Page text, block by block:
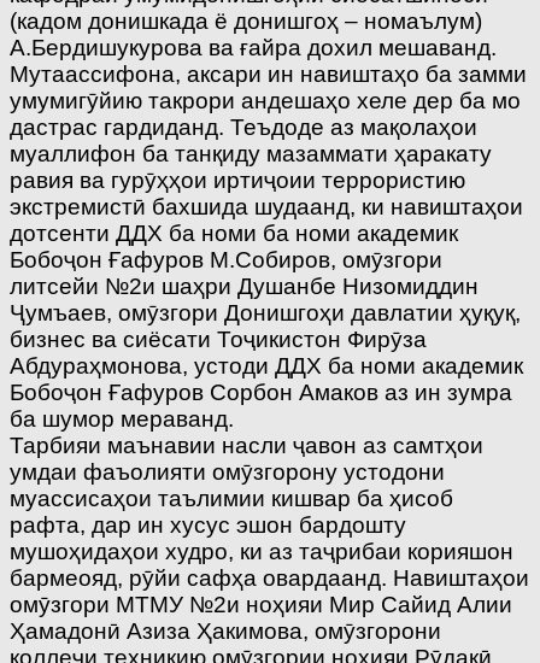
(кадом донишкада ё донишгоҳ – номаълум)
А.Бердишукурова ва ғайра дохил мешаванд.
Мутаассифона, аксари ин навиштаҳо ба замми
умумигӯйию такрори андешаҳо хеле дер ба мо
дастрас гардиданд. Теъдоде аз мақолаҳои
муаллифон ба танқиду мазаммати ҳаракату
равия ва гурӯҳҳои иртиҷоии террористию
экстремистӣ бахшида шудаанд, ки навиштаҳои
дотсенти ДДХ ба номи ба номи академик
Бобоҷон Ғафуров М.Собиров, омӯзгори
литсейи №2­и шаҳри Душанбе Низомиддин
Ҷумъаев, омӯзгори Донишгоҳи давлатии ҳуқуқ,
бизнес ва сиёсати Тоҷикистон Фирӯза
Абдураҳмонова, устоди ДДХ ба номи академик
Бобоҷон Ғафуров Сорбон Амаков аз ин зумра
ба шумор мераванд.
Тарбияи маънавии насли ҷавон аз самтҳои
умдаи фаъолияти омӯзгорону устодони
муассисаҳои таълимии кишвар ба ҳисоб
рафта, дар ин хусус эшон бардошту
мушоҳидаҳои худро, ки аз таҷрибаи корияшон
бармеояд, рӯйи сафҳа овардаанд. Навиштаҳои
омӯзгори МТМУ №2­и ноҳияи Мир Сайид Алии
Ҳамадонӣ Азиза Ҳакимова, омӯзгорони
коллеҷи техникию омӯзгории ноҳияи Рӯдакӣ